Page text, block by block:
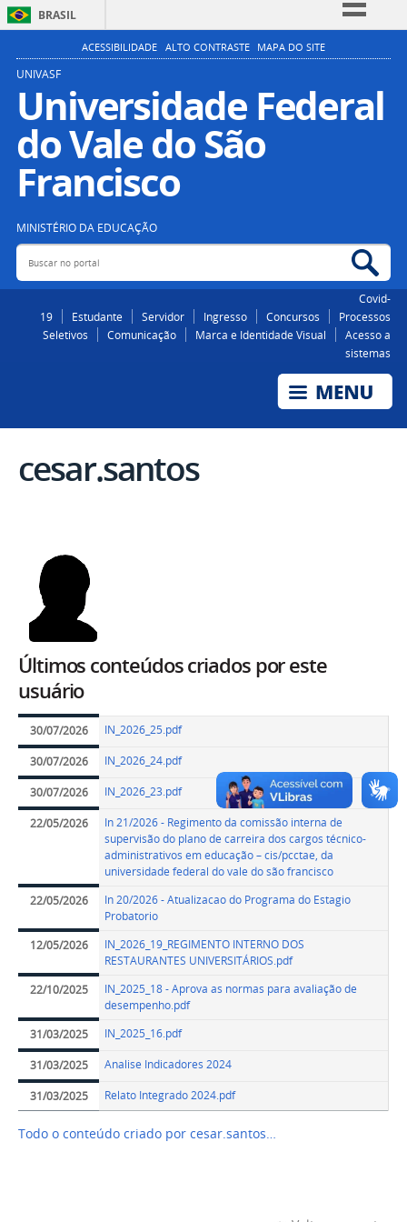
BRASIL
Simplifique!
Participe
Acesso à informação
Legislação
ACESSIBILIDADE ALTO CONTRASTE MAPA DO SITE
UNIVASF
Universidade Federal
do Vale do São
Francisco
MINISTÉRIO DA EDUCAÇÃO
Buscar no portal
Covid-
19
Estudante Servidor Ingresso Concursos
Processos
Seletivos
Comunicação Marca e Identidade Visual
Acesso a
sistemas
cesar.santos
Últimos conteúdos criados por este
usuário
30/07/2026 IN_2026_25.pdf
30/07/2026 IN_2026_24.pdf
30/07/2026 IN_2026_23.pdf
22/05/2026
In 21/2026 - Regimento da comissão interna de
supervisão do plano de carreira dos cargos técnico-
administrativos em educação – cis/pcctae, da
universidade federal do vale do são francisco
22/05/2026
In 20/2026 - Atualizacao do Programa do Estagio
Probatorio
12/05/2026
IN_2026_19_REGIMENTO INTERNO DOS
RESTAURANTES UNIVERSITÁRIOS.pdf
22/10/2025
IN_2025_18 - Aprova as normas para avaliação de
desempenho.pdf
31/03/2025
IN_2025_16.pdf
31/03/2025 Analise Indicadores 2024
31/03/2025 Relato Integrado 2024.pdf
Todo o conteúdo criado por cesar.santos…